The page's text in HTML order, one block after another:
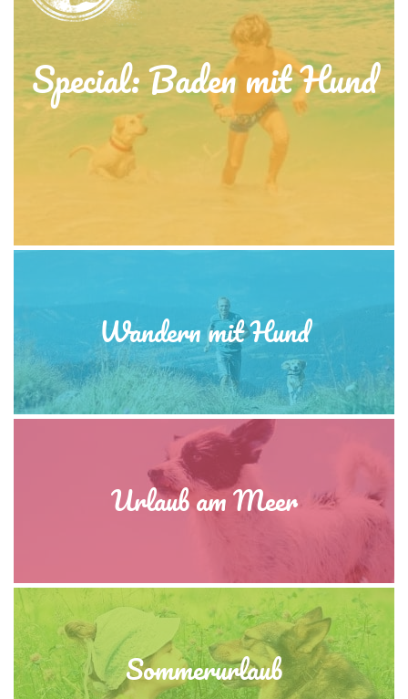
Special: Baden mit Hund
Wandern mit Hund
Urlaub am Meer
Sommerurlaub